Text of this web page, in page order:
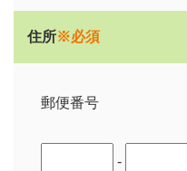
住所※必須
郵便番号
-